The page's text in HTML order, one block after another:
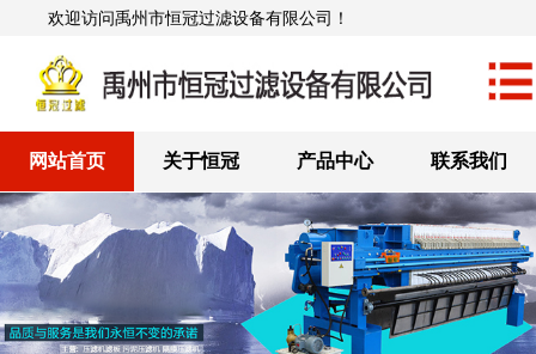
欢迎访问禹州市恒冠过滤设备有限公司！
网站首页 关于恒冠 产品中心 联系我们